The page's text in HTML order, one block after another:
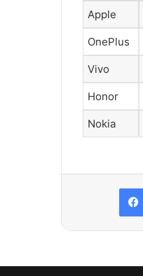
Apple
OnePlus
Vivo
Honor
Nokia